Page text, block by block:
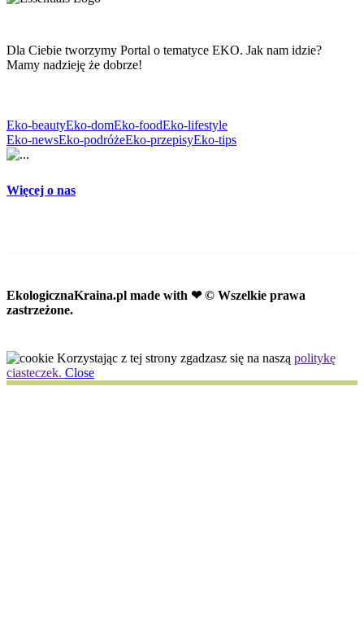
Dla Ciebie tworzymy Portal o tematyce EKO. Jak nam idzie?
Mamy nadzieję że dobrze!
Eko-beautyEko-domEko-foodEko-lifestyle
Eko-newsEko-podróżeEko-przepisyEko-tips
Więcej o nas
EkologicznaKraina.pl made with ❤ © Wszelkie prawa
zastrzeżone.
Korzystając z tej strony zgadzasz się na naszą politykę
ciasteczek. Close